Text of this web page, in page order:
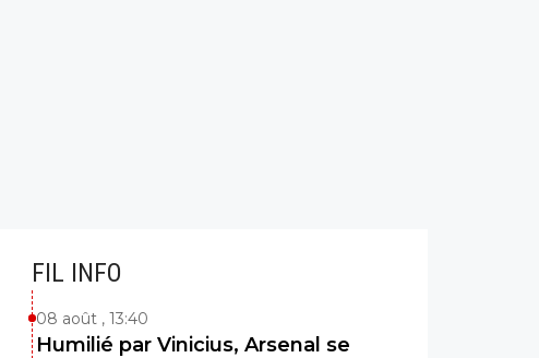
FIL INFO
08 août , 13:40
Humilié par Vinicius, Arsenal se